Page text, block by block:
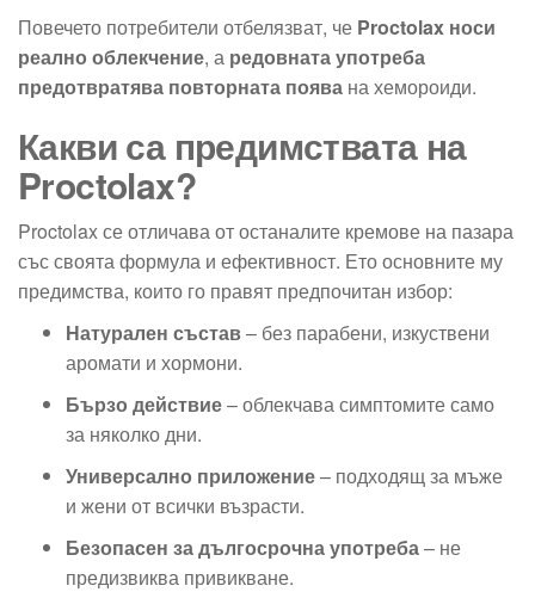
Повечето потребители отбелязват, че Proctolax носи
реално облекчение, а редовната употреба
предотвратява повторната поява на хемороиди.
Какви са предимствата на
Proctolax?
Proctolax се отличава от останалите кремове на пазара
със своята формула и ефективност. Ето основните му
предимства, които го правят предпочитан избор:
Натурален състав– без парабени, изкуствени
аромати и хормони.
Бързо действие– облекчава симптомите само
за няколко дни.
Универсално приложение– подходящ за мъже
и жени от всички възрасти.
Безопасен за дългосрочна употреба– не
предизвиква привикване.